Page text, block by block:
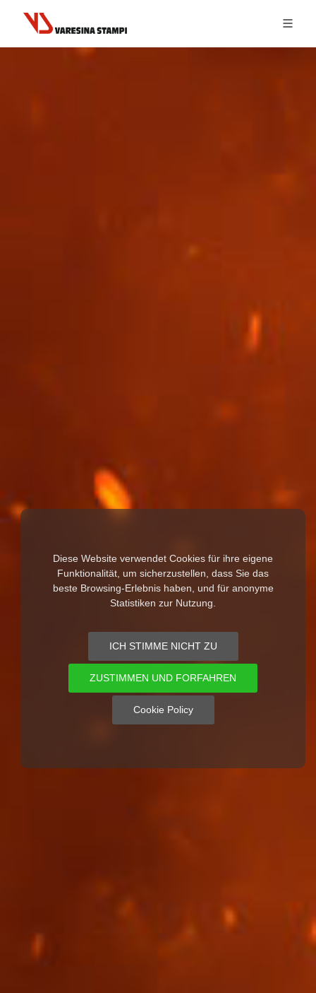
Diese Website verwendet Cookies für ihre eigene
Funktionalität, um sicherzustellen, dass Sie das
beste Browsing-Erlebnis haben, und für anonyme
Statistiken zur Nutzung.
ICH STIMME NICHT ZU
ZUSTIMMEN UND FORFAHREN
Cookie Policy